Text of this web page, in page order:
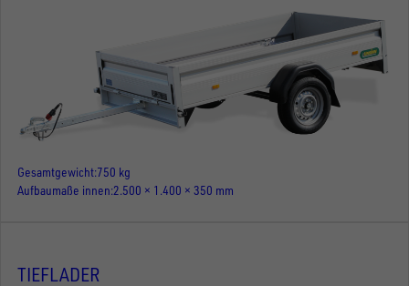
Gesamtgewicht 750 kg
Aufbaumaße innen 2.500 × 1.400 × 350 mm
TIEFLADER